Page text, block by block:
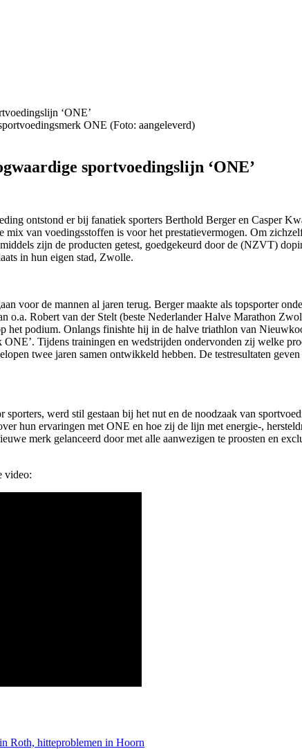
ONE (Foto: aangeleverd)
sportvoedingslijn ‘ONE’
ontstond er bij fanatiek sporters Berthold Berger en Casper
van voedingsstoffen is voor het prestatievermogen. Om
zijn de producten getest, goedgekeurd door de (NZVT)
in hun eigen stad, Zwolle.
voor de mannen al jaren terug. Berger maakte als topsporter
o.a. Robert van der Stelt (beste Nederlander Halve Marathon
het podium. Onlangs finishte hij in de halve triathlon van
Tijdens trainingen en wedstrijden ondervonden zij welke
twee jaren samen ontwikkeld hebben. De testresultaten
werd stil gestaan bij het nut en de noodzaak van
hun ervaringen met ONE en hoe zij de lijn met energie-,
merk gelanceerd door met alle aanwezigen te proosten en
video:
Roth, hitteproblemen in Hoorn